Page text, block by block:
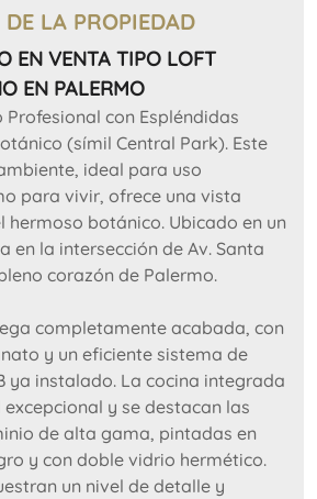
LA PROPIEDAD
EN VENTA TIPO LOFT
EN PALERMO
con Espléndidas
(símil Central Park). Este
ideal para uso
para vivir, ofrece una vista
hermoso botánico. Ubicado en un
en la intersección de Av. Santa
corazón de Palermo.
completamente acabada, con
y un eficiente sistema de
ya instalado. La cocina integrada
y se destacan las
de alta gama, pintadas en
y con doble vidrio hermético.
un nivel de detalle y